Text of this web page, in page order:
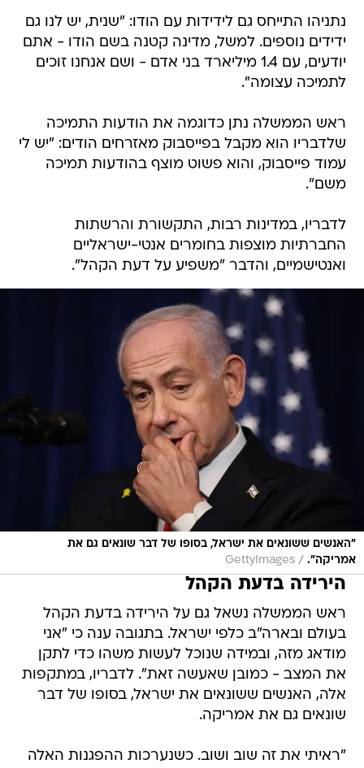
נתניהו התייחס גם לידידות עם הודו: "שנית, יש לנו גם
ידידים נוספים. למשל, מדינה קטנה בשם הודו - אתם
יודעים, עם 1.4 מיליארד בני אדם - ושם אנחנו זוכים
לתמיכה עצומה".
ראש הממשלה נתן כדוגמה את הודעות התמיכה
שלדבריו הוא מקבל בפייסבוק מאזרחים הודים: "יש לי
עמוד פייסבוק, והוא פשוט מוצף בהודעות תמיכה
משם".
לדבריו, במדינות רבות, התקשורת והרשתות
החברתיות מוצפות בחומרים אנטי-ישראליים
ואנטישמיים, והדבר "משפיע על דעת הקהל".
"האנשים ששונאים את ישראל, בסופו של דבר שונאים גם את
אמריקה". /
GettyImages
הירידה בדעת הקהל
ראש הממשלה נשאל גם על הירידה בדעת הקהל
בעולם ובארה"ב כלפי ישראל. בתגובה ענה כי "אני
מודאג מזה, ובמידה שנוכל לעשות משהו כדי לתקן
את המצב - כמובן שאעשה זאת". לדבריו, במתקפות
אלה, האנשים ששונאים את ישראל, בסופו של דבר
שונאים גם את אמריקה.
"ראיתי את זה שוב ושוב. כשנערכות ההפגנות האלה